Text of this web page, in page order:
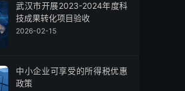
武汉市开展2023-2024年度科
技成果转化项目验收
2026-02-15
中小企业可享受的所得税优惠
政策